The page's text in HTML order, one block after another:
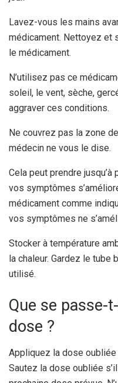
Lavez-vous les mains
médicament. Nettoyez et
le médicament.
N’utilisez pas ce
soleil, le vent, sèche,
aggraver ces conditions.
Ne couvrez pas la zone
médecin ne vous le dise.
Cela peut prendre
vos symptômes
médicament comme
vos symptômes ne
Stocker à température
la chaleur. Gardez le tube
utilisé.
Que se passe-
dose ?
Appliquez la dose
Sautez la dose oubliée